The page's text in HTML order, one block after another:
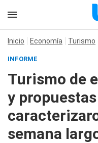
Inicio Economía Turismo
INFORME
Turismo de
y
semana